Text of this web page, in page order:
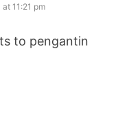
11:21 pm
to pengantin